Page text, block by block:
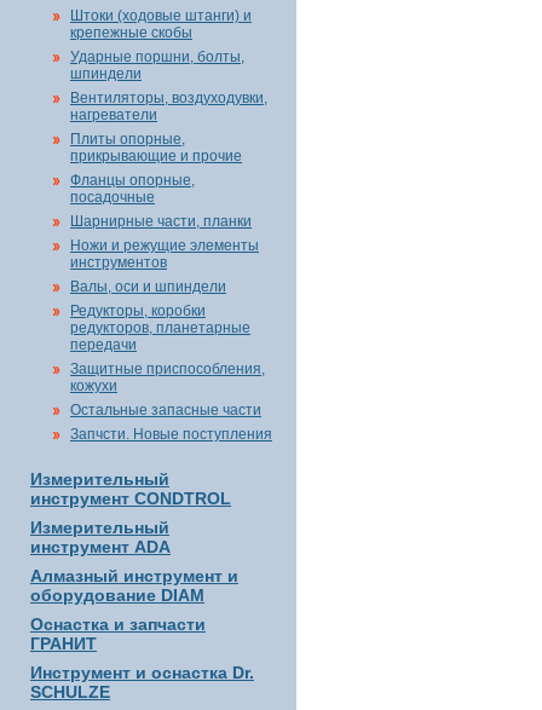
Штоки (ходовые штанги) и
крепежные скобы
Ударные поршни, болты,
шпиндели
Вентиляторы, воздуходувки,
нагреватели
Плиты опорные,
прикрывающие и прочие
Фланцы опорные,
посадочные
Шарнирные части, планки
Ножи и режущие элементы
инструментов
Валы, оси и шпиндели
Редукторы, коробки
редукторов, планетарные
передачи
Защитные приспособления,
кожухи
Остальные запасные части
Запчсти. Новые поступления
Измерительный
инструмент CONDTROL
Измерительный
инструмент ADA
Алмазный инструмент и
оборудование DIAM
Оснастка и запчасти
ГРАНИТ
Инструмент и оснастка Dr.
SCHULZE